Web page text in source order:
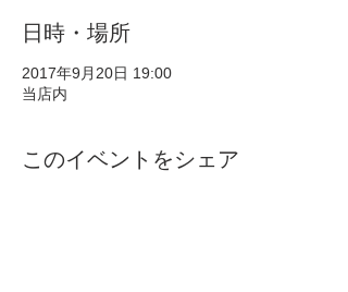
日時・場所
2017年9月20日 19:00
当店内
このイベントをシェア